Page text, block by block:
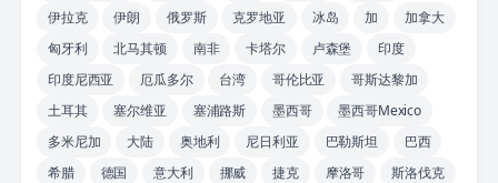
伊拉克
伊朗 俄罗斯 克罗地亚 冰岛 加
加拿大
匈牙利
北马其顿 南非 卡塔尔 卢森堡
印度
印度尼西亚
厄瓜多尔 台湾 哥伦比亚
哥斯达黎加
土耳其
塞尔维亚 塞浦路斯 墨西哥
墨西哥Mexico
多米尼加
大陆 奥地利 尼日利亚 巴勒斯坦
巴西
希腊
德国 意大利 挪威 捷克 摩洛哥
斯洛伐克